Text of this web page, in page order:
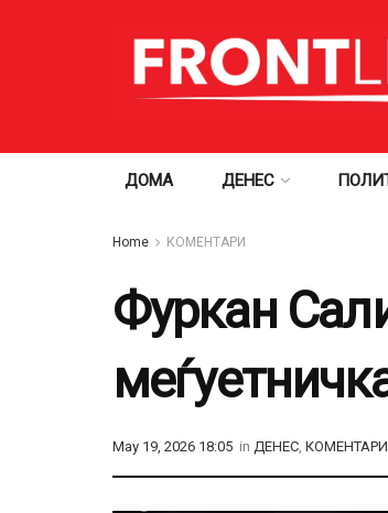
ДОМА ДЕНЕС
Home КОМЕНТАРИ
Фуркан
May 19, 2026 18:05 in ДЕНЕС, КОМЕНТАРИ